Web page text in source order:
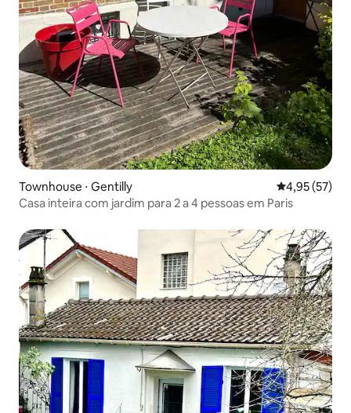
Townhouse ⋅ Gentilly 4,95 de uma
4,95 (57)
Casa inteira com jardim para 2 a 4 pessoas em Paris